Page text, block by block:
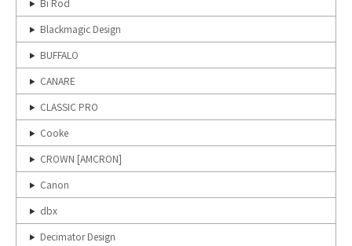
Bi Rod
Blackmagic Design
BUFFALO
CANARE
CLASSIC PRO
Cooke
CROWN [AMCRON]
Canon
dbx
Decimator Design